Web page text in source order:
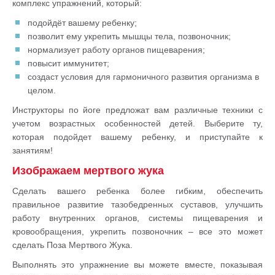
комплекс упражнений, который:
подойдёт вашему ребенку;
позволит ему укрепить мышцы тела, позвоночник;
нормализует работу органов пищеварения;
повысит иммунитет;
создаст условия для гармоничного развития организма в
целом.
Инструкторы по йоге предложат вам различные техники с
учетом возрастных особенностей детей. Выберите ту,
которая подойдет вашему ребенку, и приступайте к
занятиям!
Изображаем мертвого жука
Сделать вашего ребенка более гибким, обеспечить
правильное развитие тазобедренных суставов, улучшить
работу внутренних органов, системы пищеварения и
кровообращения, укрепить позвоночник – все это может
сделать Поза Мертвого Жука.
Выполнять это упражнение вы можете вместе, показывая